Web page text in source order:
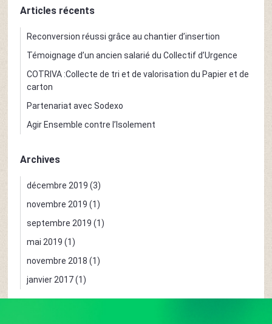
Articles récents
Reconversion réussi grâce au chantier d’insertion
Témoignage d’un ancien salarié du Collectif d’Urgence
COTRIVA :Collecte de tri et de valorisation du Papier et de
carton
Partenariat avec Sodexo
Agir Ensemble contre l’Isolement
Archives
décembre 2019 (3)
novembre 2019 (1)
septembre 2019 (1)
mai 2019 (1)
novembre 2018 (1)
janvier 2017(1)